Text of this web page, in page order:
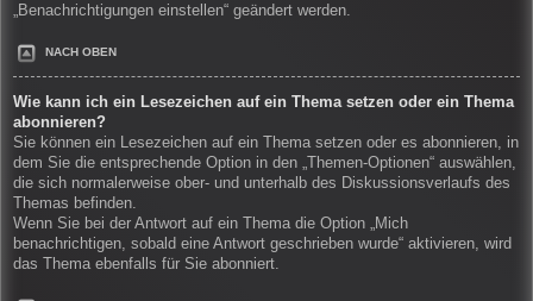
„Benachrichtigungen einstellen“ geändert werden.
NACH OBEN
Wie kann ich ein Lesezeichen auf ein Thema setzen oder ein Thema
abonnieren?
Sie können ein Lesezeichen auf ein Thema setzen oder es abonnieren, in
dem Sie die entsprechende Option in den „Themen-Optionen“ auswählen,
die sich normalerweise ober- und unterhalb des Diskussionsverlaufs des
Themas befinden.
Wenn Sie bei der Antwort auf ein Thema die Option „Mich
benachrichtigen, sobald eine Antwort geschrieben wurde“ aktivieren, wird
das Thema ebenfalls für Sie abonniert.